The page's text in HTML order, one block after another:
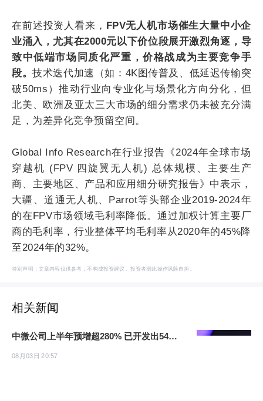
在前述投资人看来， FPV无人机市场催生大量中小企
业涌入，尤其在2000元以下价位段展开激烈角逐，导
致中低端市场同质化严重，价格战成为主要竞争手
段。技术迭代加速（如：4K图传普及、低延迟传输突
破50ms）推动行业向专业化与场景化方向分化，但
北美、欧洲及亚太三大市场的细分需求仍未被充分满
足，为差异化竞争预留空间。
Global Info Research在行业报告《2024年全球市场
穿越机 (FPV 四旋翼无人机) 总体规模、主要生产
商、主要地区、产品和应用细分研究报告》中表示，
大疆、道通无人机、Parrot等头部企业2019-2024年
的在FPV市场领域毛利率降低。通过加权计算主要厂
商的毛利率，行业整体平均毛利率从2020年的45%降
至2024年的32%。
特别声明：文章内容仅供参考，不构成投资建议。投资者据此操作风险自担。
相关新闻
中微公司上半年预增超280% 已开发出54种高端设备
08月03日 20:57